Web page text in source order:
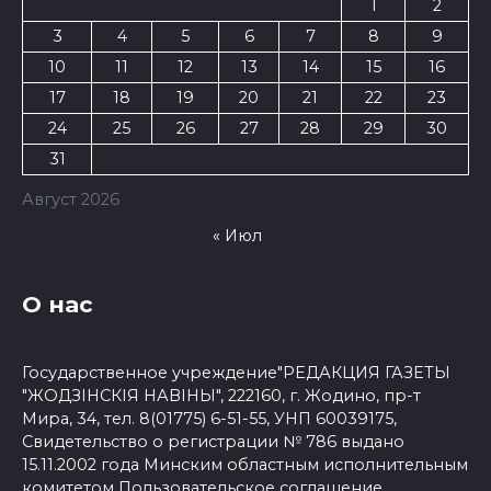
Август 2026
2
3
4 5 6 7 8
9
10
11 12 13 14 15
16
17
18 19 20 21 22
23
24
25 26 27 28 29
30
31
« Июл
О нас
Государственное учреждение"РЕДАКЦИЯ ГАЗЕТЫ
"ЖОДЗІНСКІЯ НАВІНЫ", 222160, г. Жодино, пр-т
Мира, 34, тел. 8(01775) 6-51-55, УНП 60039175,
Свидетельство о регистрации № 786 выдано
15.11.2002 года Минским областным исполнительным